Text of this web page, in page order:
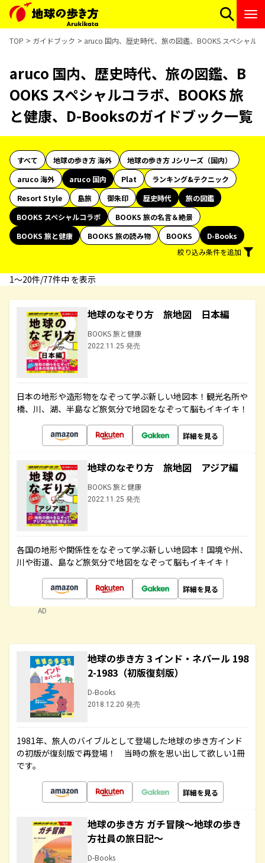
TOP ガイドブック aruco 国内、歴史時代、旅の図鑑、BOOKS スペシャル
aruco 国内、歴史時代、旅の図鑑、B
OOKS スペシャルコラボ、BOOKS 旅
と健康、D-Booksのガイドブック一覧
すべて 地球の歩き方 海外
地球の歩き方 Jシリーズ（国内）
aruco 海外
aruco 国内 Plat
ランキング&テクニック
Resort Style
島旅 御朱印 歴史時代
旅の図鑑
BOOKS スペシャルコラボ
BOOKS 旅の名言＆絶景
BOOKS 旅と健康
BOOKS 旅の読み物 BOOKS
D-Books
絞り込み条件を追加
1〜20件/77件中 を表示
地球のなぞり方 旅地図 日本編
BOOKS 旅と健康
2022.11.25 発売
日本の地形や造形物をなぞって学ぶ新しい地図本！観光名所や
橋、川、湖、半島など旅気分で地図をなぞって脳もイキイキ！
詳細を見る
地球のなぞり方 旅地図 アジア編
BOOKS 旅と健康
2022.11.25 発売
各国の地形や関係性をなぞって学ぶ新しい地図本！国境や州、
川や街道、島など旅気分で地図をなぞって脳もイキイキ！
詳細を見る
AD
地球の歩き方 3 インド・ネパール 198
2-1983（初版復刻版）
D-Books
2018.12.20 発売
1981年、旅人のバイブルとして登場した地球の歩き方インド
の初版が復刻版で再登場！ 当時の旅を思い出して欲しい1冊
です。
詳細を見る
地球の歩き方 ガチ冒険～地球の歩き
方社員の旅日記～
D-Books